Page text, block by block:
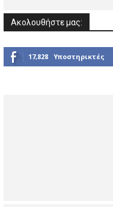
Ακολουθήστε μας:
17,828 Υποστηρικτές